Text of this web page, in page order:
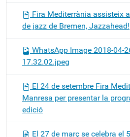
Fira Mediterrània assisteix
de jazz de Bremen, Jazzahead!
WhatsApp Image 2018-04-
17.32.02.jpeg
El 24 de setembre Fira
Manresa per presentar la
edició
El 27 de març se celebra el